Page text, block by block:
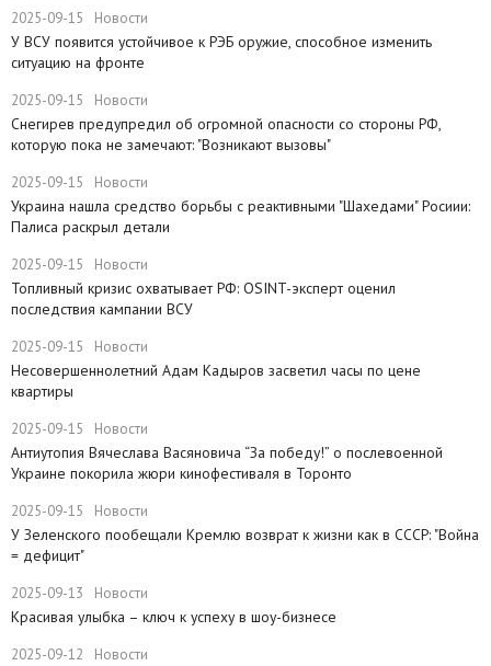
2025-09-15 Новости
У ВСУ появится устойчивое к РЭБ оружие, способное изменить
ситуацию на фронте
2025-09-15 Новости
Снегирев предупредил об огромной опасности со стороны РФ,
которую пока не замечают: "Возникают вызовы"
2025-09-15 Новости
​Украина нашла средство борьбы с реактивными "Шахедами" Росиии:
Палиса раскрыл детали
2025-09-15 Новости
​Топливный кризис охватывает РФ: OSINT-эксперт оценил
последствия кампании ВСУ
2025-09-15 Новости
Несовершеннолетний Адам Кадыров засветил часы по цене
квартиры
2025-09-15 Новости
Антиутопия Вячеслава Васяновича “За победу!” о послевоенной
Украине покорила жюри кинофестиваля в Торонто
2025-09-15 Новости
​У Зеленского пообещали Кремлю возврат к жизни как в СССР: "Война
= дефицит"
2025-09-13 Новости
Красивая улыбка – ключ к успеху в шоу-бизнесе
2025-09-12 Новости